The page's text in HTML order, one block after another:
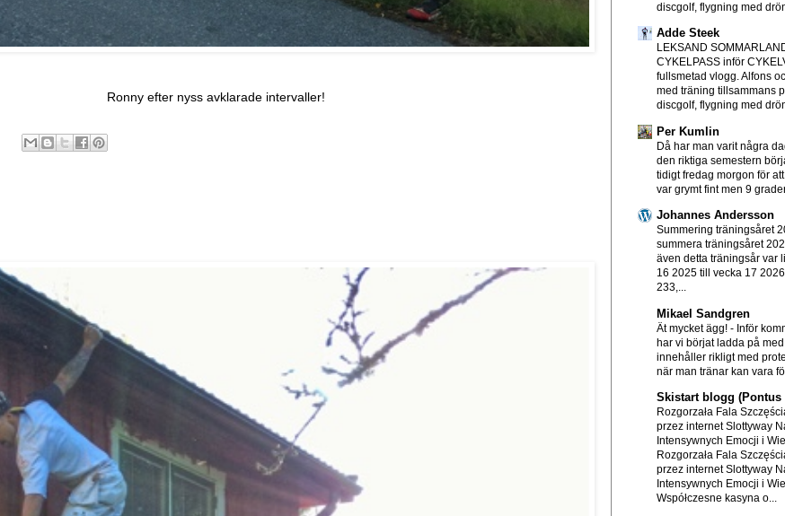
Ronny efter nyss avklarade intervaller!
discgolf, flygning med
Adde Steek
LEKSAND
CYKELPASS inför
fullsmetad vlogg. Alfons
med träning tillsammans
discgolf, flygning med
Per Kumlin
Då har man varit några
den riktiga semestern
tidigt fredag morgon för
var grymt fint men 9
Johannes Andersson
Summering träningsåret
summera träningsåret
även detta träningsår var
16 2025 till vecka 17
233,...
Mikael Sandgren
Ät mycket ägg! - Inför
har vi börjat ladda på
innehåller rikligt med
när man tränar kan vara
Skistart blogg (Pontus
Rozgorzała Fala
przez internet Slottyway
Intensywnych Emocji i
Rozgorzała Fala
przez internet Slottyway
Intensywnych Emocji i
Współczesne kasyna o...